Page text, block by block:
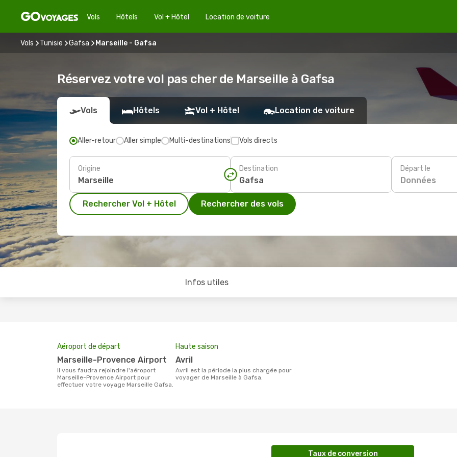
Vols Hôtels Vol + Hôtel Location de voiture
Vols Tunisie Gafsa Marseille - Gafsa
Réservez votre vol pas cher de Marseille à Gafsa
Vols Hôtels Vol + Hôtel Location de voiture
Aller-retour Aller simple Multi-destinations Vols directs
Origine Destination Départ le
Données
Rechercher Vol + Hôtel Rechercher des vols
Infos utiles
Aéroport de départ
Marseille-Provence Airport
Il vous faudra rejoindre l'aéroport
Marseille-Provence Airport pour
effectuer votre voyage Marseille Gafsa.
Haute saison
avril
avril est la période la plus chargée pour
voyager de Marseille à Gafsa.
Taux de conversion